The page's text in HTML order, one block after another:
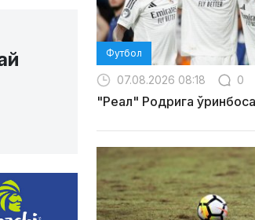
Футбол
07.08.2026 08:18 0
"Реал" Родрига